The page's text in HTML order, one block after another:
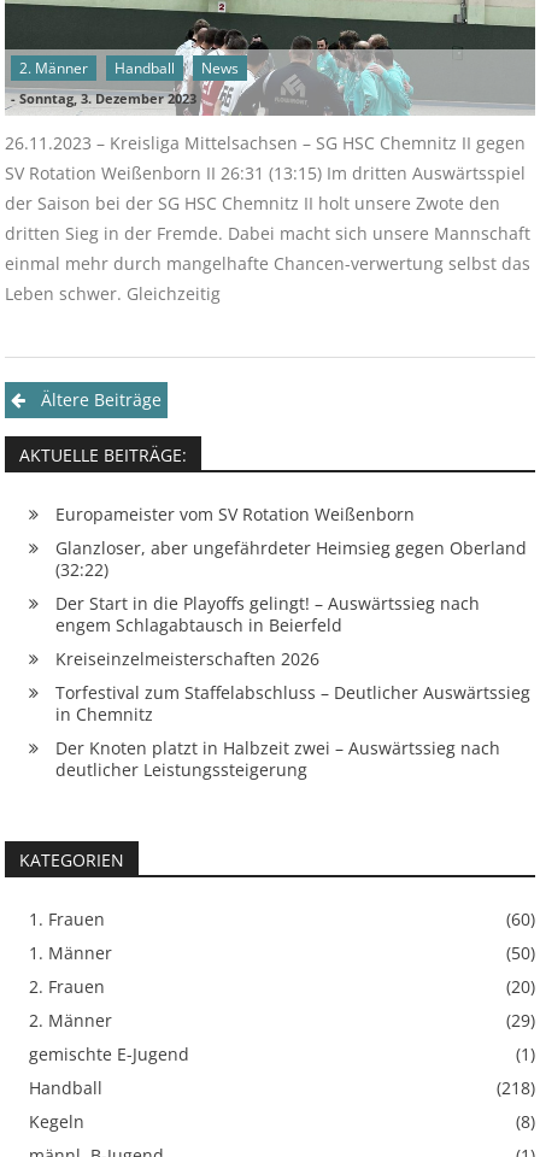
2. Männer Handball News
-Sonntag, 3. Dezember 2023
26.11.2023 – Kreisliga Mittelsachsen – SG HSC Chemnitz II gegen
SV Rotation Weißenborn II 26:31 (13:15) Im dritten Auswärtsspiel
der Saison bei der SG HSC Chemnitz II holt unsere Zwote den
dritten Sieg in der Fremde. Dabei macht sich unsere Mannschaft
einmal mehr durch mangelhafte Chancen-verwertung selbst das
Leben schwer. Gleichzeitig
Beitragsnavigation
Ältere Beiträge
AKTUELLE BEITRÄGE:
Europameister vom SV Rotation Weißenborn
Glanzloser, aber ungefährdeter Heimsieg gegen Oberland
(32:22)
Der Start in die Playoffs gelingt! – Auswärtssieg nach
engem Schlagabtausch in Beierfeld
Kreiseinzelmeisterschaften 2026
Torfestival zum Staffelabschluss – Deutlicher Auswärtssieg
in Chemnitz
Der Knoten platzt in Halbzeit zwei – Auswärtssieg nach
deutlicher Leistungssteigerung
KATEGORIEN
1. Frauen
(60)
1. Männer
(50)
2. Frauen
(20)
2. Männer
(29)
gemischte E-Jugend
(1)
Handball
(218)
Kegeln
(8)